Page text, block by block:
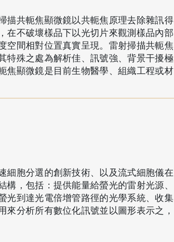
描共軛焦顯微鏡以共軛焦原理去除雜訊得
在不破壞樣品下以光切片來觀測樣品內部
空間相對位置真實呈現。雷射掃描共軛焦
特殊之處為解析佳、訊號強、背景干擾極
焦顯微鏡是目前生物醫學、組織工程或材
細胞分選的創新技術、以及流式細胞儀在
，包括：提供能量給螢光的雷射光源、
光到達光電倍增管路徑的光學系統、收集
分析所有數位化訊號並以圖形表示之，